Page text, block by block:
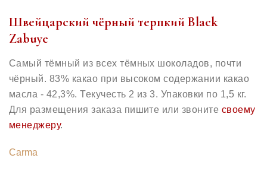
Швейцарский чёрный терпкий Black
Zabuye
Самый тёмный из всех тёмных шоколадов, почти
чёрный. 83% какао при высоком содержании какао
масла - 42,3%. Текучесть 2 из 3. Упаковки по 1,5 кг.
Для размещения заказа пишите или звоните своему
менеджеру.
Carma